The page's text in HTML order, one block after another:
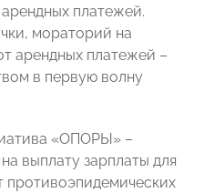
платежей.
мораторий на
арендных платежей –
в первую волну
«ОПОРЫ» –
выплату зарплаты для
противоэпидемических